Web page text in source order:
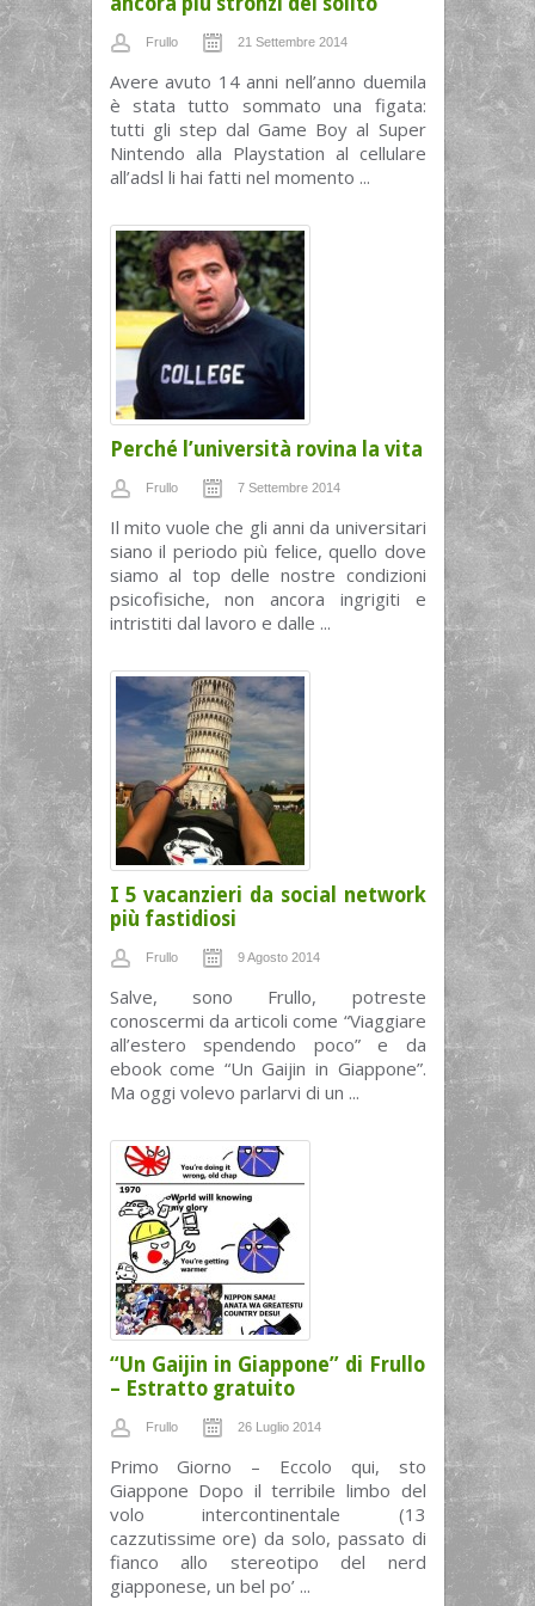
Frullo 21 Settembre 2014
Avere avuto 14 anni nell’anno duemila
è stata tutto sommato una figata:
tutti gli step dal Game Boy al Super
Nintendo alla Playstation al cellulare
all’adsl li hai fatti nel momento ...
Perché l’università rovina la vita
Frullo 7 Settembre 2014
Il mito vuole che gli anni da universitari
siano il periodo più felice, quello dove
siamo al top delle nostre condizioni
psicofisiche, non ancora ingrigiti e
intristiti dal lavoro e dalle ...
I 5 vacanzieri da social network
più fastidiosi
Frullo 9 Agosto 2014
Salve, sono Frullo, potreste
conoscermi da articoli come “Viaggiare
all’estero spendendo poco” e da
ebook come “Un Gaijin in Giappone”.
Ma oggi volevo parlarvi di un ...
“Un Gaijin in Giappone” di Frullo
– Estratto gratuito
Frullo 26 Luglio 2014
Primo Giorno – Eccolo qui, sto
Giappone Dopo il terribile limbo del
volo intercontinentale (13
cazzutissime ore) da solo, passato di
fianco allo stereotipo del nerd
giapponese, un bel po’ ...